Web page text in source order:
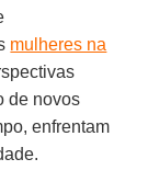
mulheres na
de novos
enfrentam